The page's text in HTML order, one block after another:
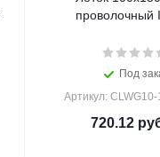
проволочный
Под
Артикул:
720.12